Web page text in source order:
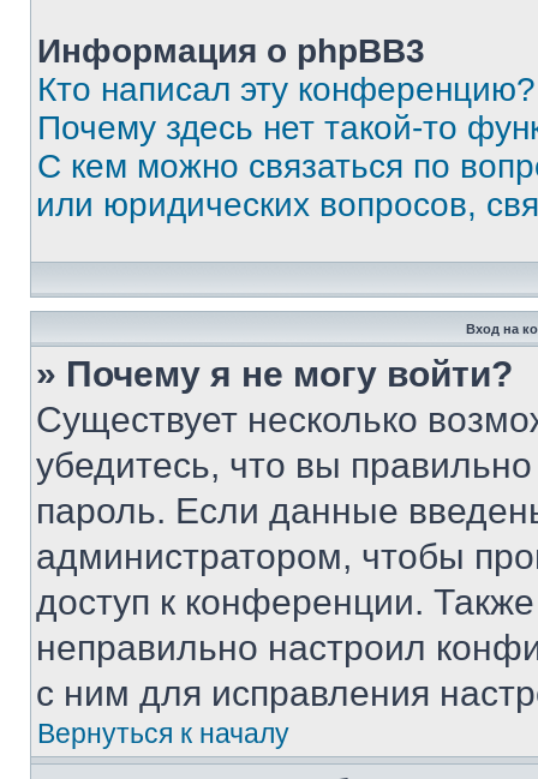
Информация о phpBB3
Кто написал эту конференцию?
Почему здесь нет такой-то
С кем можно связаться по
или юридических вопросов,
Вход на
» Почему я не могу войти?
Существует несколько
убедитесь, что вы
пароль. Если данные
администратором, чтобы
доступ к конференции.
неправильно настроил
с ним для исправления
Вернуться к началу